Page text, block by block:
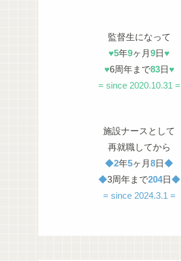
監督生になって
♥5年9ヶ月9日♥
♥6周年まで83日♥
= since 2020.10.31 =
施設ナースとして
再就職してから
◆2年5ヶ月8日◆
◆3周年まで204日◆
= since 2024.3.1 =